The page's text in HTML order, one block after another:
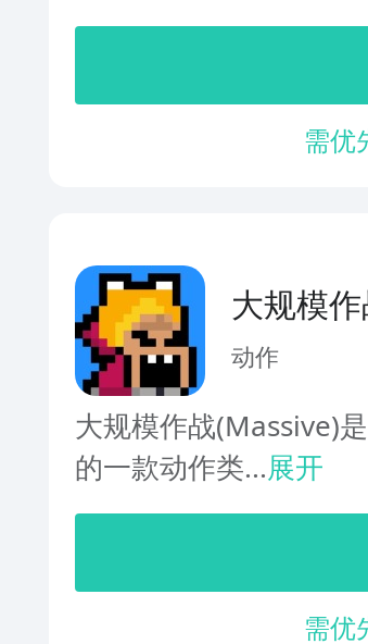
需优
大规模作
动作
大规模作战(Massive)
的一款动作类...展开
需优